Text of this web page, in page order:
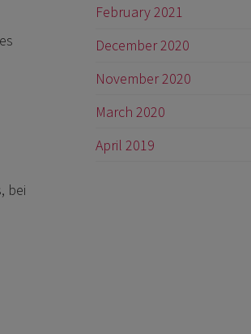
February 2021
December 2020
November 2020
March 2020
April 2019
bei